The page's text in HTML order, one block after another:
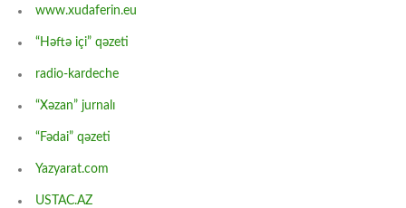
www.xudaferin.eu
“Həftə içi” qəzeti
radio-kardeche
“Xəzan” jurnalı
“Fədai” qəzeti
Yazyarat.com
USTAC.AZ